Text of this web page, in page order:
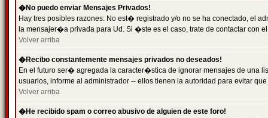
�No puedo enviar Mensajes Privados!
Hay tres posibles razones: No est� registrado y/o no se ha conectado, el
la mensajer�a privada para Ud. Si �ste es el caso, trate de contactar con
Volver arriba
�Recibo constantemente mensajes privados no deseados!
En el futuro ser� agregada la caracter�stica de ignorar mensajes de una
usuarios, informe al administrador -- ellos tienen la autoridad para evitar
Volver arriba
�He recibido spam o correo abusivo de alguien de este foro!